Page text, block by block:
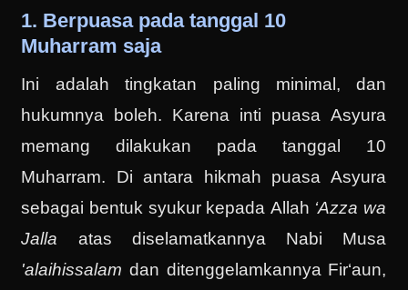
1. Berpuasa pada tanggal 10
Muharram saja
Ini adalah tingkatan paling minimal, dan
hukumnya boleh. Karena inti puasa Asyura
memang dilakukan pada tanggal 10
Muharram. Di antara hikmah puasa Asyura
sebagai bentuk syukur kepada Allah ‘Azza wa
Jalla atas diselamatkannya Nabi Musa
'alaihissalam dan ditenggelamkannya Fir‘aun,